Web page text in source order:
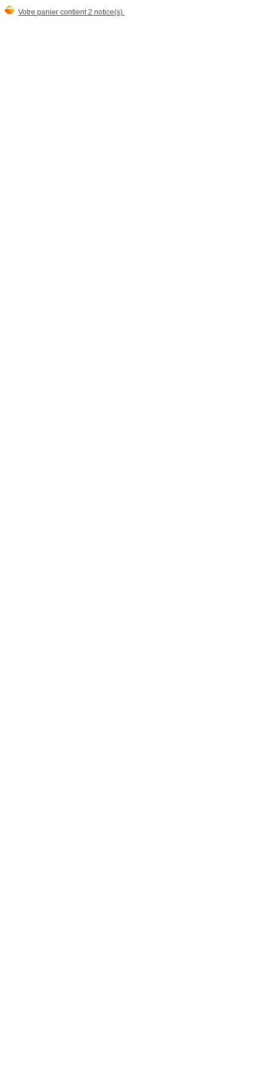
Votre panier contient 2 notice(s).